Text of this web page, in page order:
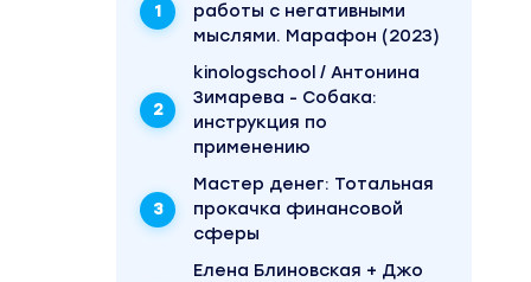
еще
работы с негативными
мыслями. Марафон (2023)
kinologschool / Антонина
Зимарева - Собака:
инструкция по
применению
Mаcтер дeнeг: Тотальная
прокачка финансовой
сферы
Елена Блиновская + Джо